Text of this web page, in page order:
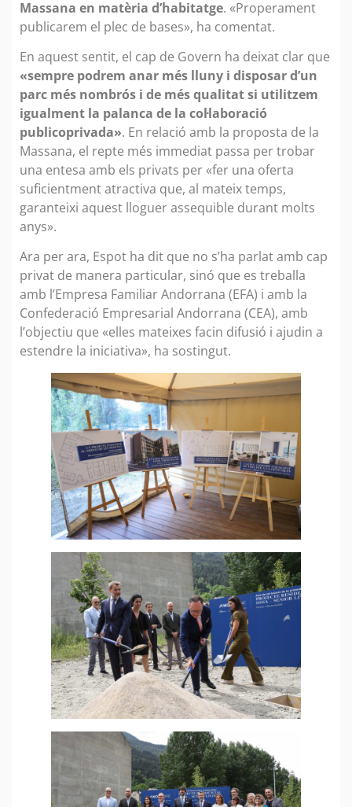
Massana en matèria d’habitatge. «Properament
publicarem el plec de bases», ha comentat.
En aquest sentit, el cap de Govern ha deixat clar que
«sempre podrem anar més lluny i disposar d’un
parc més nombrós i de més qualitat si utilitzem
igualment la palanca de la col·laboració
publicoprivada». En relació amb la proposta de la
Massana, el repte més immediat passa per trobar
una entesa amb els privats per «fer una oferta
suficientment atractiva que, al mateix temps,
garanteixi aquest lloguer assequible durant molts
anys».
Ara per ara, Espot ha dit que no s’ha parlat amb cap
privat de manera particular, sinó que es treballa
amb l’Empresa Familiar Andorrana (EFA) i amb la
Confederació Empresarial Andorrana (CEA), amb
l’objectiu que «elles mateixes facin difusió i ajudin a
estendre la iniciativa», ha sostingut.